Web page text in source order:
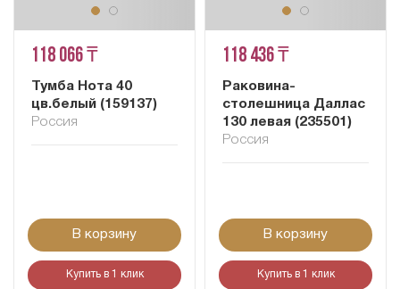
118 066 ₸
Тумба Нота 40
цв.белый (159137)
Россия
В корзину
Купить в 1 клик
118 436 ₸
Раковина-
столешница Даллас
130 левая (235501)
Россия
В корзину
Купить в 1 клик